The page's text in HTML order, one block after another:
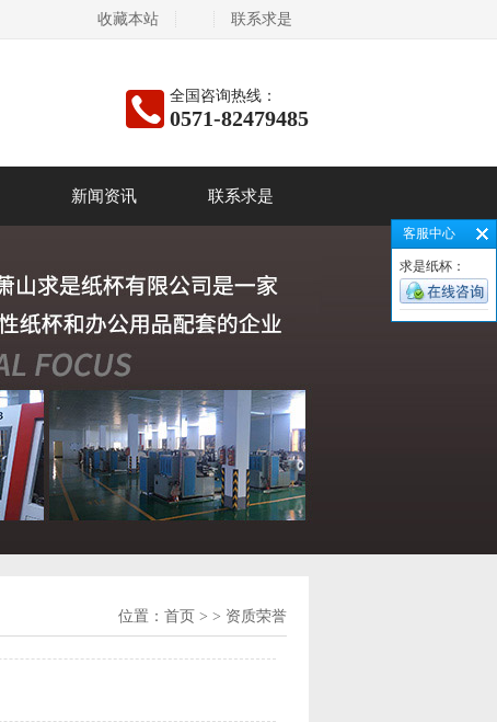
收藏本站 联系求是
全国咨询热线：
0571-82479485
新闻资讯 联系求是
位置： 首页 > > 资质荣誉
客服中心
求是纸杯：